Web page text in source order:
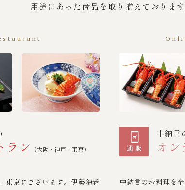
用途にあった商品を取り揃えておりま
ラン （大阪・神戸・東京）
東京にございます。伊勢海老
中納言
オ
中納言のお料理を